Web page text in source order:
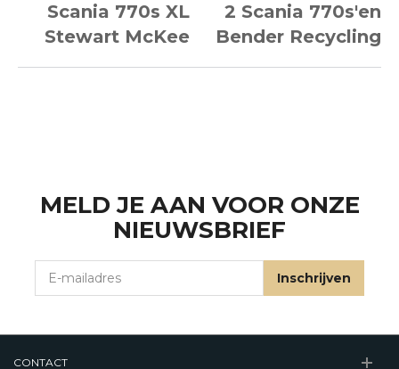
Scania 770s XL
Stewart McKee
2 Scania 770s'en
Bender Recycling
MELD JE AAN VOOR ONZE
NIEUWSBRIEF
Inschrijven
CONTACT